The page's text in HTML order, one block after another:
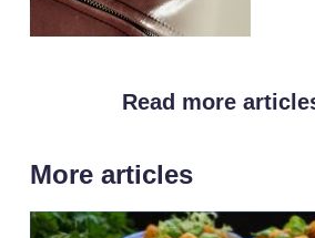
Read more
More articles